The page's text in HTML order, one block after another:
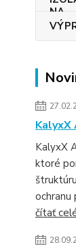
KalyxX
KalyxX
ktoré
ochranu
čítať